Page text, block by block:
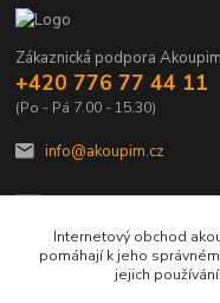
Zákaznická podpora
+420 776 77 44 11
(Po - Pá 7.00 - 15.30)
info@akoupim.cz
Internetový obchod
pomáhají k jeho
jejich